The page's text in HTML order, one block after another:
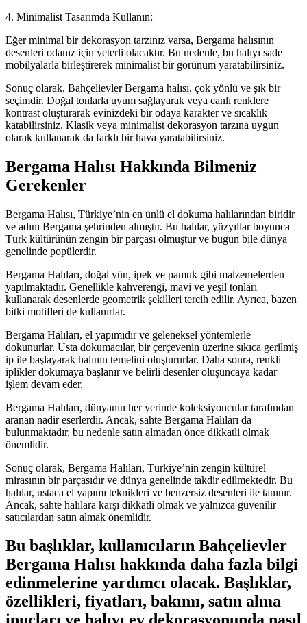
4. Minimalist Tasarımda Kullanın:
Eğer minimal bir dekorasyon tarzınız varsa, Bergama halısının
desenleri odanız için yeterli olacaktır. Bu nedenle, bu halıyı sade
mobilyalarla birleştirerek minimalist bir görünüm yaratabilirsiniz.
Sonuç olarak, Bahçelievler Bergama halısı, çok yönlü ve şık bir
seçimdir. Doğal tonlarla uyum sağlayarak veya canlı renklere
kontrast oluşturarak evinizdeki bir odaya karakter ve sıcaklık
katabilirsiniz. Klasik veya minimalist dekorasyon tarzına uygun
olarak kullanarak da farklı bir hava yaratabilirsiniz.
Bergama Halısı Hakkında Bilmeniz
Gerekenler
Bergama Halısı, Türkiye’nin en ünlü el dokuma halılarından biridir
ve adını Bergama şehrinden almıştır. Bu halılar, yüzyıllar boyunca
Türk kültürünün zengin bir parçası olmuştur ve bugün bile dünya
genelinde popülerdir.
Bergama Halıları, doğal yün, ipek ve pamuk gibi malzemelerden
yapılmaktadır. Genellikle kahverengi, mavi ve yeşil tonları
kullanarak desenlerde geometrik şekilleri tercih edilir. Ayrıca, bazen
bitki motifleri de kullanırlar.
Bergama Halıları, el yapımıdır ve geleneksel yöntemlerle
dokunurlar. Usta dokumacılar, bir çerçevenin üzerine sıkıca gerilmiş
ip ile başlayarak halının temelini oluştururlar. Daha sonra, renkli
iplikler dokumaya başlanır ve belirli desenler oluşuncaya kadar
işlem devam eder.
Bergama Halıları, dünyanın her yerinde koleksiyoncular tarafından
aranan nadir eserlerdir. Ancak, sahte Bergama Halıları da
bulunmaktadır, bu nedenle satın almadan önce dikkatli olmak
önemlidir.
Sonuç olarak, Bergama Halıları, Türkiye’nin zengin kültürel
mirasının bir parçasıdır ve dünya genelinde takdir edilmektedir. Bu
halılar, ustaca el yapımı teknikleri ve benzersiz desenleri ile tanınır.
Ancak, sahte halılara karşı dikkatli olmak ve yalnızca güvenilir
satıcılardan satın almak önemlidir.
Bu başlıklar, kullanıcıların Bahçelievler
Bergama Halısı hakkında daha fazla bilgi
edinmelerine yardımcı olacak. Başlıklar,
özellikleri, fiyatları, bakımı, satın alma